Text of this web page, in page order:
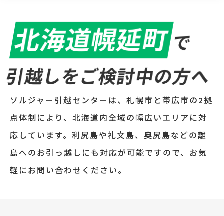
北海道幌延町で
引越しをご検討中の方へ
ソルジャー引越センターは、札幌市と帯広市の2拠
点体制により、北海道内全域の幅広いエリアに対
応しています。利尻島や礼文島、奥尻島などの離
島へのお引っ越しにも対応が可能ですので、お気
軽にお問い合わせください。